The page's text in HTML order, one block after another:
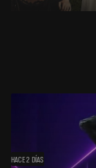
HACE 2 DÍAS